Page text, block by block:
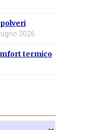
2026
termico